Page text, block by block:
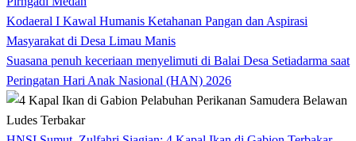
Kodaeral I Kawal Humanis Ketahanan Pangan dan Aspirasi
Masyarakat di Desa Limau Manis
Suasana penuh keceriaan menyelimuti di Balai Desa Setiadarma saat
Peringatan Hari Anak Nasional (HAN) 2026